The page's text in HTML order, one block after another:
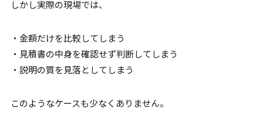
しかし実際の現場では、
・金額だけを比較してしまう
・見積書の中身を確認せず判断してしまう
・説明の質を見落としてしまう
このようなケースも少なくありません。